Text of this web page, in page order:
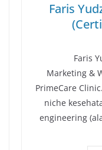
Faris
Faris
Marketing &
PrimeCare
niche
engineering